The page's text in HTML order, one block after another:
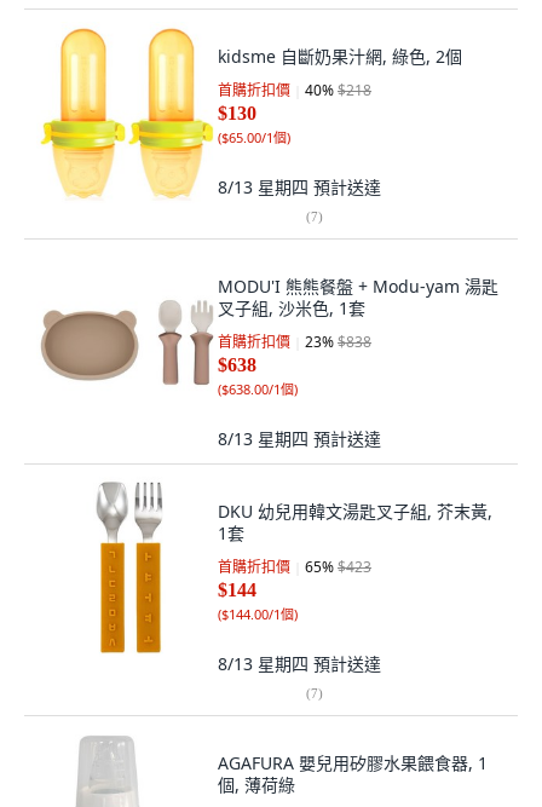
kidsme 自斷奶果汁網, 綠色, 2個
首購折扣價 40%$218
$130
($65.00/1個)
8/13 星期四 預計送達
(7)
MODU'I 熊熊餐盤 + Modu-yam 湯匙
叉子組, 沙米色, 1套
首購折扣價 23%$838
$638
($638.00/1個)
8/13 星期四 預計送達
DKU 幼兒用韓文湯匙叉子組, 芥末黃,
1套
首購折扣價 65%$423
$144
($144.00/1個)
8/13 星期四 預計送達
(7)
AGAFURA 嬰兒用矽膠水果餵食器, 1
個, 薄荷綠